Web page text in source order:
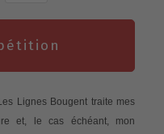
Lignes Bougent traite mes
et, le cas échéant, mon